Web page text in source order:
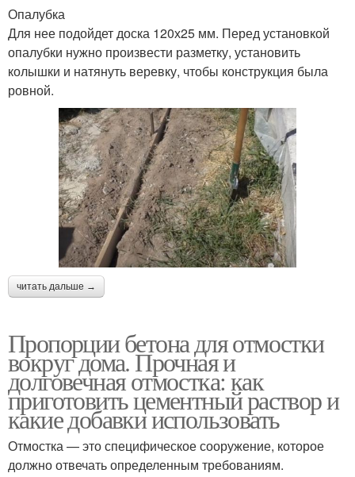
Опалубка
Для нее подойдет доска 120х25 мм. Перед установкой
опалубки нужно произвести разметку, установить
колышки и натянуть веревку, чтобы конструкция была
ровной.
читать дальше →
Пропорции бетона для отмостки
вокруг дома. Прочная и
долговечная отмостка: как
приготовить цементный раствор и
какие добавки использовать
Отмостка — это специфическое сооружение, которое
должно отвечать определенным требованиям.